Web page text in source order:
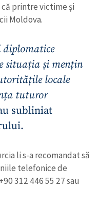
printre victime și
Moldova.
diplomatice
situația și mențin
locale
tuturor
subliniat
li s-a recomandat să
telefonice de
312 446 55 27 sau